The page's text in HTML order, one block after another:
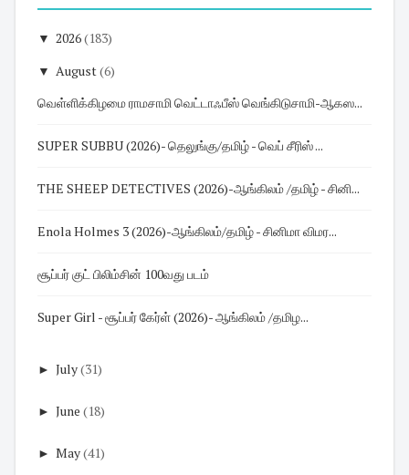
▼ 2026(183)
▼ August(6)
வெள்ளிக்கிழமை ராமசாமி வெட்டாஃபீஸ் வெங்கிடுசாமி-ஆகஸ...
SUPER SUBBU (2026)- தெலுங்கு/தமிழ் - வெப் சீரிஸ் ...
THE SHEEP DETECTIVES (2026)-ஆங்கிலம் /தமிழ் - சினி...
Enola Holmes 3 (2026)-ஆங்கிலம்/தமிழ் - சினிமா விமர...
சூப்பர் குட் பிலிம்சின் 100வது படம்
Super Girl - சூப்பர் கேர்ள் (2026)- ஆங்கிலம் /தமிழ...
► July(31)
► June (18)
► May(41)